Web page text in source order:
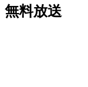
無料放送